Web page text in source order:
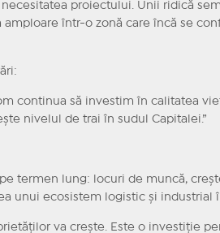
proiectului. Unii ridică
într-o zonă care încă se
continua să investim în calitatea
nivelul de trai în sudul Capitalei.”
termen lung: locuri de muncă,
unui ecosistem logistic și industrial
va crește. Este o investiție